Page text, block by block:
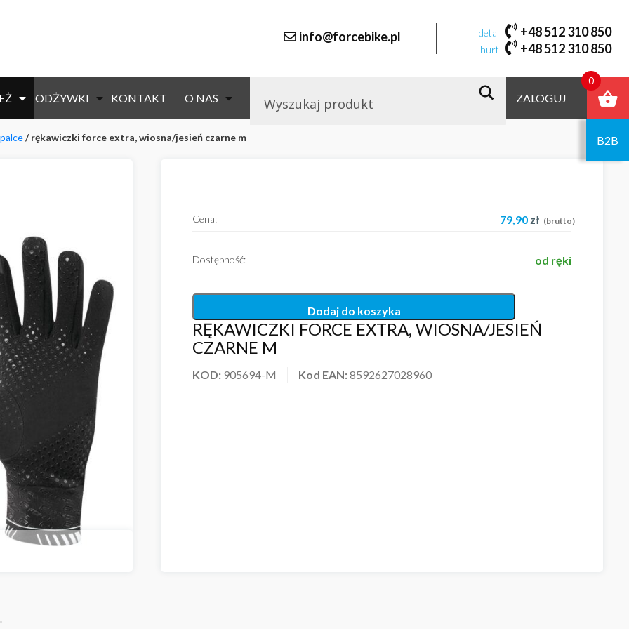
info@forcebike.pl detal +48 512 310 850
hurt +48 512 310 850
ODŻYWKI KONTAKT O NAS ZALOGUJ
B2B
/ rękawiczki force extra, wiosna/jesień czarne m
RĘKAWICZKI FORCE EXTRA, WIOSNA/JESIEŃ
CZARNE M
KOD: 905694-M Kod EAN:8592627028960
Cena: 79,90 zł (brutto)
Dostępność: od ręki
Dodaj do koszyka
0